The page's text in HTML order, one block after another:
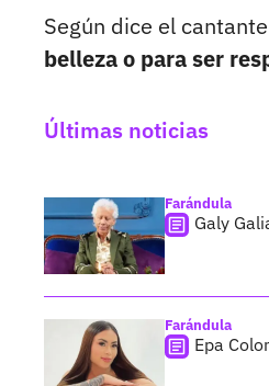
Según dice el
belleza o para ser
Últimas noticias
Farándula
Galy
Farándula
Epa